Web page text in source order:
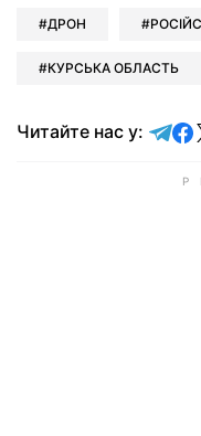
ДРОН
КУРСЬКА ОБЛАСТЬ
Читайте нас у: